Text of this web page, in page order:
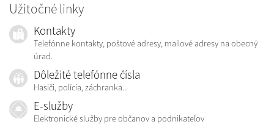
Užitočné linky
Kontakty
Telefónne kontakty, poštové adresy, mailové adresy na obecný
úrad.
Dôležité telefónne čísla
Hasiči, polícia, záchranka...
E-služby
Elektronické služby pre občanov a podnikateľov